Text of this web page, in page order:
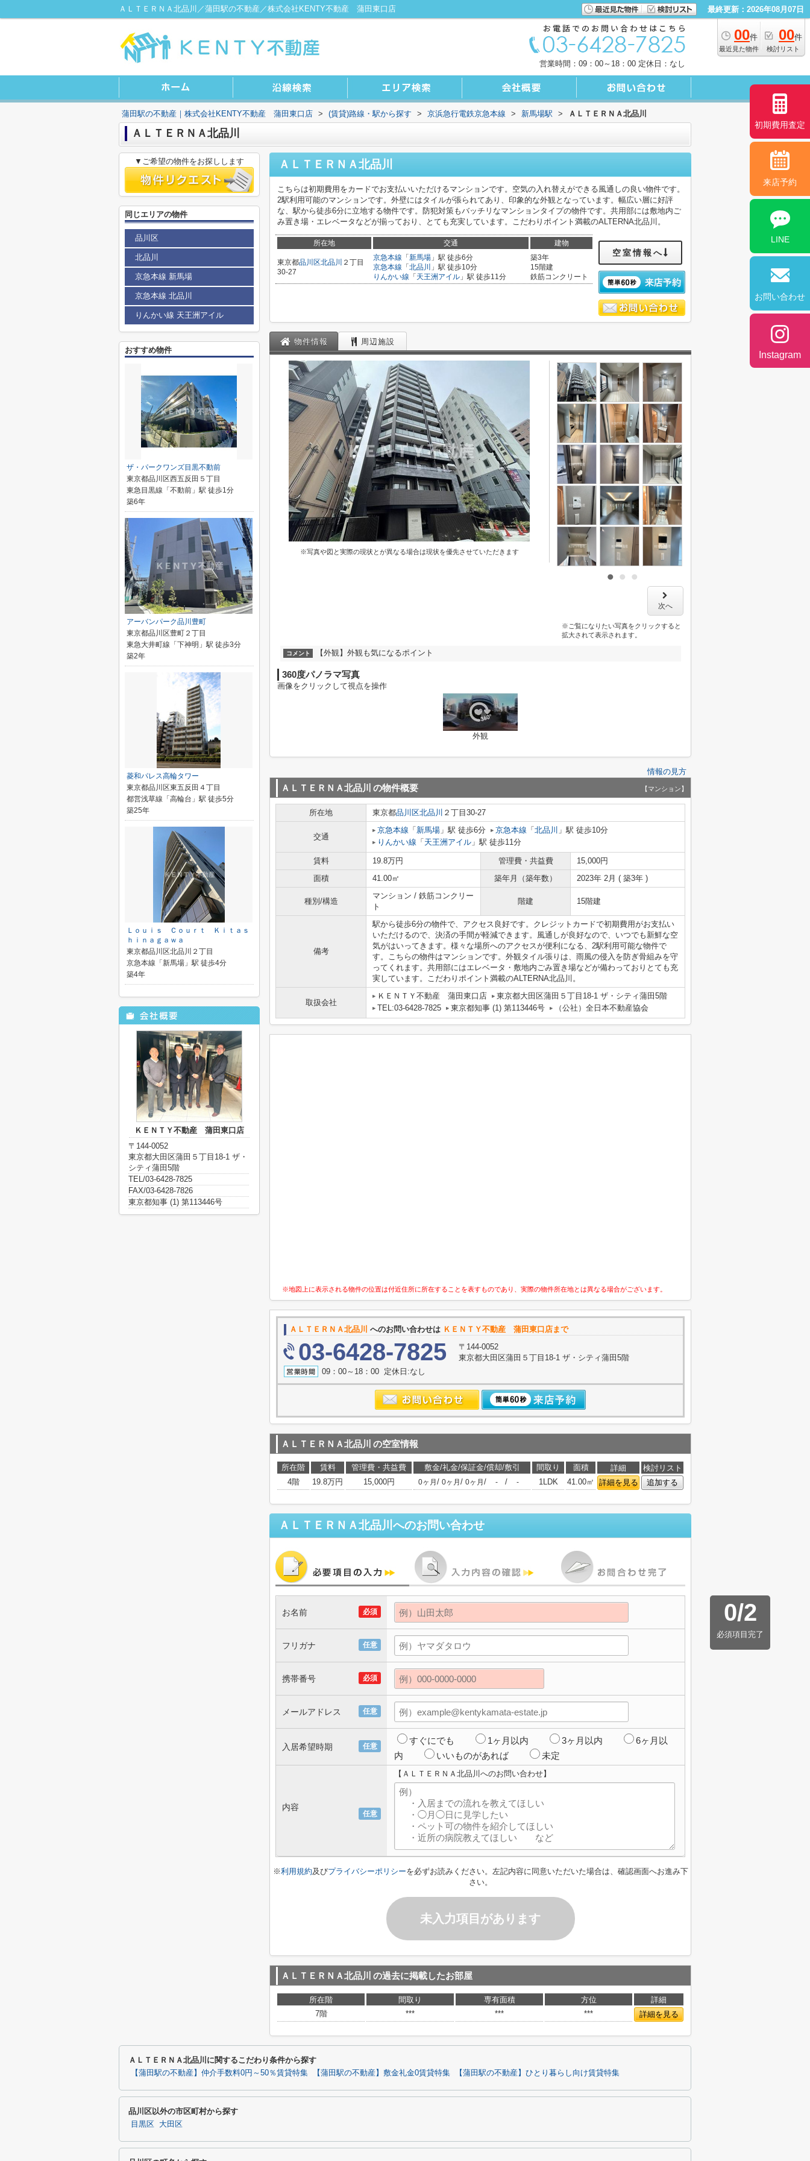
ＡＬＴＥＲＮＡ北品川／蒲田駅の不動産／株式会社KENTY不動産 蒲田東口店 最終更新：2026年08月07日
00件
最近見た物件
00件
検討リスト
営業時間：09：00～18：00 定休日：なし
蒲田駅の不動産｜株式会社KENTY不動産 蒲田東口店 > (賃貸)路線・駅から探す > 京浜急行電鉄京急本線 > 新馬場駅 > ＡＬＴＥＲＮＡ北品川
ＡＬＴＥＲＮＡ北品川
ＡＬＴＥＲＮＡ北品川
こちらは初期費用をカードでお支払いいただけるマンションです。空気の入れ替えができる風通しの良い物件です。
2駅利用可能のマンションです。外壁にはタイルが張られてあり、印象的な外観となっています。幅広い層に好評
な、駅から徒歩6分に立地する物件です。防犯対策もバッチリなマンションタイプの物件です。共用部には敷地内ご
み置き場・エレベータなどが揃っており、とても充実しています。こだわりポイント満載のALTERNA北品川。
所在地 交通 建物
東京都品川区北品川 ２丁目
30-27
京急本線 「 新馬場 」駅 徒歩6分
京急本線 「 北品川
」駅 徒歩10分
りんかい線 「 天王洲アイル 」駅 徒歩11分
築3年
15階建
鉄筋コンクリート
空室情報へ
物件情報 周辺施設
※写真や図と実際の現状とが異なる場合は現状を優先させていただきます
次へ
※ご覧になりたい写真をクリックすると
拡大されて表示されます。
コメント 【外観】外観も気になるポイント
360度パノラマ写真
画像をクリックして視点を操作
外観
情報の見方
ＡＬＴＥＲＮＡ北品川 の物件概要 【マンション】
所在地 東京都品川区北品川 ２丁目30-27
交通
京急本線 「 新馬場 」駅 徒歩6分 京急本線 「 北品川 」駅 徒歩10分
りんかい線 「 天王洲アイル 」駅 徒歩11分
賃料 19.8万円 管理費・共益費
15,000円
面積
41.00㎡ 築年月（築年数） 2023年 2月 ( 築3年 )
種別/構造
マンション / 鉄筋コンクリー
ト
階建 15階建
備考
駅から徒歩6分の物件で、アクセス良好です。クレジットカードで初期費用がお支払い
いただけるので、決済の手間が軽減できます。風通しが良好なので、いつでも新鮮な空
気がはいってきます。様々な場所へのアクセスが便利になる、2駅利用可能な物件で
す。こちらの物件はマンションです。外観タイル張りは、雨風の侵入を防ぎ骨組みを守
ってくれます。共用部にはエレベータ・敷地内ごみ置き場などが備わっておりとても充
実しています。こだわりポイント満載のALTERNA北品川。
取扱会社
ＫＥＮＴＹ不動産 蒲田東口店
東京都大田区蒲田５丁目18-1 ザ・シティ蒲田5階
TEL:03-6428-7825
東京都知事 (1) 第113446号 （公社）全日本不動産協会
※地図上に表示される物件の位置は付近住所に所在することを表すものであり、実際の物件所在地とは異なる場合がございます。
ＡＬＴＥＲＮＡ北品川 へのお問い合わせは ＫＥＮＴＹ不動産 蒲田東口店まで
03-6428-7825
〒144-0052
東京都大田区蒲田５丁目18-1 ザ・シティ蒲田5階
09：00～18：00 定休日:なし
ＡＬＴＥＲＮＡ北品川 の空室情報
所在階 賃料 管理費・共益費 敷金/礼金/保証金/償却/敷引 間取り 面積 詳細
検討リスト
4階
19.8万円 15,000円 0ヶ月 / 0ヶ月 / 0ヶ月 / - / - 1LDK 41.00㎡ 詳細を見る 追加する
ＡＬＴＥＲＮＡ北品川 へのお問い合わせ
0/2
必須項目完了
必須
お名前
任意
フリガナ
必須
携帯番号
任意
メールアドレス
任意
入居希望時期
すぐにでも 1ヶ月以内 3ヶ月以内
6ヶ月以
内
いいものがあれば 未定
任意
内容
【ＡＬＴＥＲＮＡ北品川へのお問い合わせ】
※利用規約及びプライバシーポリシーを必ずお読みください。左記内容に同意いただいた場合は、確認画面へお進み下
さい。
未入力項目があります
ＡＬＴＥＲＮＡ北品川 の過去に掲載したお部屋
所在階 間取り 専有面積 方位
詳細
7階
*** *** *** 詳細を見る
▼ご希望の物件をお探しします
同じエリアの物件
品川区
北品川
京急本線 新馬場
京急本線 北品川
りんかい線 天王洲アイル
おすすめ物件
ザ・パークワンズ目黒不動前
東京都品川区西五反田５丁目
東急目黒線「不動前」駅 徒歩1分
築6年
アーバンパーク品川豊町
東京都品川区豊町２丁目
東急大井町線「下神明」駅 徒歩3分
築2年
菱和パレス高輪タワー
東京都品川区東五反田４丁目
都営浅草線「高輪台」駅 徒歩5分
築25年
Ｌｏｕｉｓ Ｃｏｕｒｔ Ｋｉｔａｓ
ｈｉｎａｇａｗａ
東京都品川区北品川２丁目
京急本線「新馬場」駅 徒歩4分
築4年
ＫＥＮＴＹ不動産 蒲田東口店
〒144-0052
東京都大田区蒲田５丁目18-1 ザ・
シティ蒲田5階
TEL/03-6428-7825
FAX/03-6428-7826
東京都知事 (1) 第113446号
ＡＬＴＥＲＮＡ北品川に関するこだわり条件から探す
【蒲田駅の不動産】仲介手数料0円～50％賃貸特集 【蒲田駅の不動産】敷金礼金0賃貸特集 【蒲田駅の不動産】ひとり暮らし向け賃貸特集
品川区以外の市区町村から探す
目黒区 大田区
初期費用査定
来店予約
LINE
お問い合わせ
Instagram